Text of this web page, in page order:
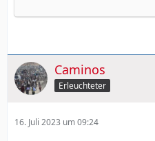
Caminos
Erleuchteter
16. Juli 2023 um 09:24